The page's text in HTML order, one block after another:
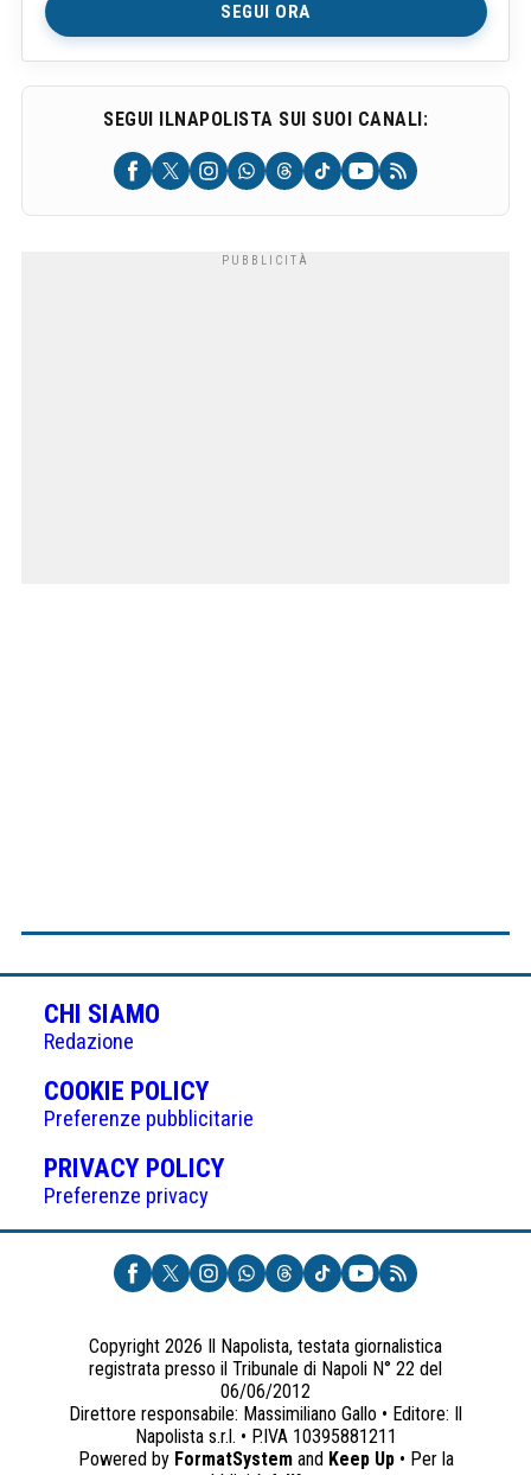
SEGUI ORA
SEGUI ILNAPOLISTA SUI SUOI CANALI:
CHI SIAMO
Redazione
COOKIE POLICY(APRE
IN
UNA
NUOVA
Preferenze pubblicitarie
PRIVACY POLICY(APRE
UNA
NUOVA
SCHEDA)
Preferenze privacy
Copyright 2026 Il Napolista, testata giornalistica
registrata presso il Tribunale di Napoli N° 22 del
06/06/2012
Direttore responsabile: Massimiliano Gallo • Editore: Il
Napolista s.r.l. • P.IVA 10395881211
Powered by FormatSystemand Keep Up• Per la